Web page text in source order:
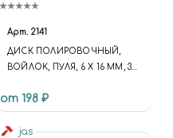
Арт. 2141
ДИСК ПОЛИРОВОЧНЫЙ,
ВОЙЛОК, ПУЛЯ, 6 Х 16 ММ, 3
от 198 ₽
jas